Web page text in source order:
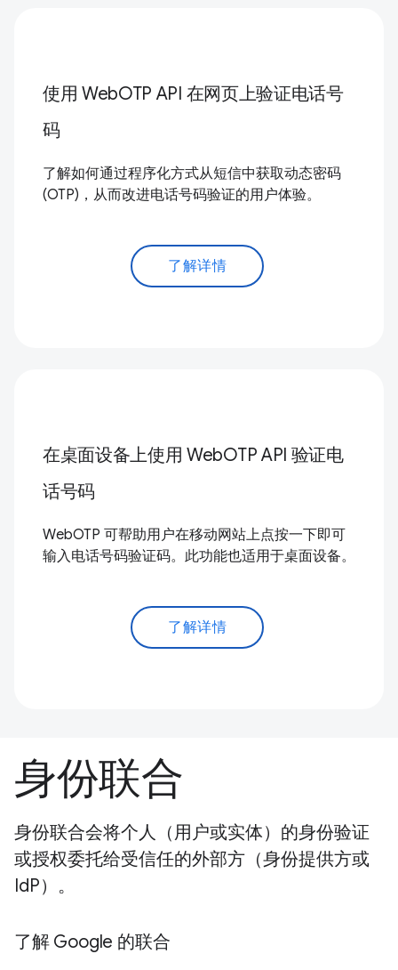
使用 WebOTP API 在网页上验证电话号
码
了解如何通过程序化方式从短信中获取动态密码
(OTP)，从而改进电话号码验证的用户体验。
了解详情
在桌面设备上使用 WebOTP API 验证电
话号码
WebOTP 可帮助用户在移动网站上点按一下即可
输入电话号码验证码。此功能也适用于桌面设备。
了解详情
身份联合
身份联合会将个人（用户或实体）的身份验证
或授权委托给受信任的外部方（身份提供方或
IdP）。
了解 Google 的联合